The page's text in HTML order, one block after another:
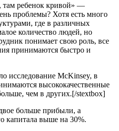
там ребенок кривой» —
проблемы? Хотя есть много
где в различных
количество людей, но
понимает свою роль, все
принимаются быстро и
исследование McKinsey, в
высококачественные
чем в других.[/stextbox]
больше прибыли, а
капитала выше на 30%.